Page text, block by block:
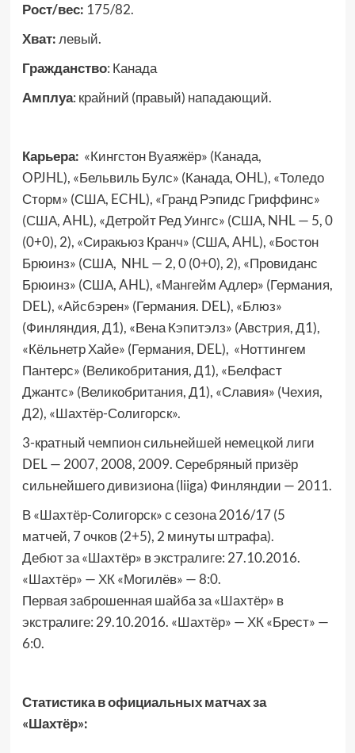
Рост/вес: 175/82.
Хват:левый.
Гражданство: Канада
Амплуа: крайний (правый) нападающий.
Карьера: «Кингстон Вуаяжёр» (Канада,
OPJHL), «Бельвиль Булс» (Канада, OHL), «Толедо
Сторм» (США, ECHL), «Гранд Рэпидс Гриффинс»
(США, AHL), «Детройт Ред Уингс» (США, NHL — 5, 0
(0+0), 2), «Сиракьюз Кранч» (США, AHL), «Бостон
Брюинз» (США, NHL — 2, 0 (0+0), 2), «Провиданс
Брюинз» (США, AHL), «Мангейм Адлер» (Германия,
DEL), «Айсбэрен» (Германия. DEL), «Блюз»
(Финляндия, Д1), «Вена Кэпитэлз» (Австрия, Д1),
«Кёльнетр Хайе» (Германия, DEL), «Ноттингем
Пантерс» (Великобритания, Д1), «Белфаст
Джантс» (Великобритания, Д1), «Славия» (Чехия,
Д2), «Шахтёр-Солигорск».
3-кратный чемпион сильнейшей немецкой лиги
DEL — 2007, 2008, 2009. Серебряный призёр
сильнейшего дивизиона (liiga) Финляндии — 2011.
В «Шахтёр-Солигорск» с сезона 2016/17 (5
матчей, 7 очков (2+5), 2 минуты штрафа).
Дебют за «Шахтёр» в экстралиге: 27.10.2016.
«Шахтёр» — ХК «Могилёв» — 8:0.
Первая заброшенная шайба за «Шахтёр» в
экстралиге: 29.10.2016. «Шахтёр» — ХК «Брест» —
6:0.
Статистика в официальных матчах за
«Шахтёр»: